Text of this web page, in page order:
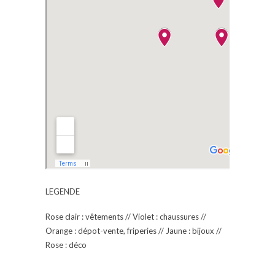
LEGENDE
Rose clair : vêtements // Violet : chaussures //
Orange : dépot-vente, friperies // Jaune : bijoux //
Rose : déco